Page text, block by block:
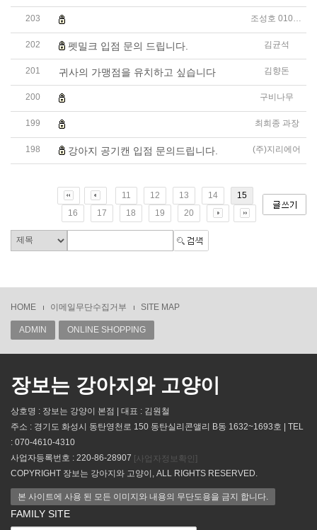
203 장강고 (고양이 편백나무 고양이 모래 ) 일본 제품 입점
202 펫밀크 입점 문의 드립니다. 김균석
201 귀사의 가맹점을 유치하고 싶습니다 김향돈
200 안녕하세요. 샤코 강아지칫솔치약 입점제안드립니다.
구비나무
199 장강고 귀하. 반려동물용품 디자인 브랜드 입점문의 드
최희종 과장
198 강아지 공기캔 입점 문의드립니다. (주)지리에어
11 12 13 14
15
16
17 18 19 20
HOME 이메일무단수집거부 SITE MAP
ADMIN ONLINE SHOPPING
장보는 강아지와 고양이
상호명 : 장보는 강양이 본점 | 대표 : 김원철
주소 : 경기도 화성시 동탄영천로 150 동탄실리콘앨리 B동 1632~1693호 | TEL
: 070-4610-4310
사업자등록번호 : 220-86-28907 [사업자정보확인]
COPYRIGHT 장보는 강아지와 고양이, ALL RIGHTS RESERVED.
본 사이트에 사용 된 모든 이미지와 내용의 무단도용을 금지 합니다.
FAMILY SITE